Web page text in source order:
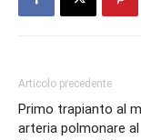
Articolo precedente
Primo trapianto al
arteria polmonare al